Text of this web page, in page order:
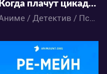
Когда плачут цикады: Выпускной
Аниме / Детектив / Психология / Паранормальное / Триллер / Ужасы